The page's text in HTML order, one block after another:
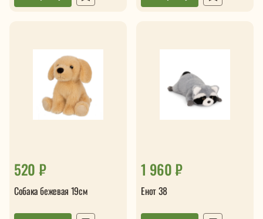
520 ₽
Собака бежевая 19см
1 960 ₽
Енот 38